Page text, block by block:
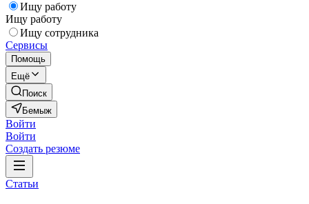
Ищу работу
Ищу работу
Ищу сотрудника
Сервисы
Помощь
Ещё
Поиск
Бемыж
Войти
Войти
Создать резюме
Статьи